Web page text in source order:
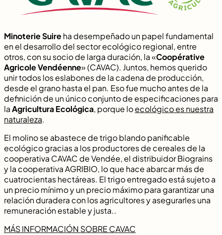
Minoterie Suireha desempeñado un papel fundamental
en el desarrollo del sector ecológico regional, entre
otros, con su socio de larga duración, la «Coopérative
Agricole Vendéenne» (CAVAC). Juntos, hemos querido
unir todos los eslabones de la cadena de producción,
desde el grano hasta el pan. Eso fue mucho antes de la
definición de un único conjunto de especificaciones para
laAgricultura Ecológica, porque loecológico es nuestra
naturaleza.
El molino se abastece de trigo blando panificable
ecológico gracias a los productores de cereales de la
cooperativa CAVAC de Vendée, el distribuidor Biograins
y la cooperativa AGRIBIO, lo que hace abarcar más de
cuatrocientas hectáreas. El trigo entregado está sujeto a
un precio mínimo y un precio máximo para garantizar una
relación duradera con los agricultores y asegurarles una
remuneración estable y justa..
MÁS INFORMACIÓN SOBRE CAVAC